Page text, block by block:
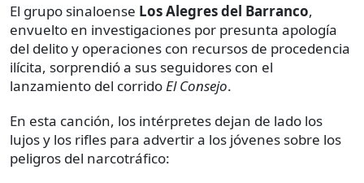
El grupo sinaloense Los Alegres del Barranco,
envuelto en investigaciones por presunta apología
del delito y operaciones con recursos de procedencia
ilícita, sorprendió a sus seguidores con el
lanzamiento del corridoEl Consejo.
En esta canción, los intérpretes dejan de lado los
lujos y los rifles para advertir a los jóvenes sobre los
peligros del narcotráfico: